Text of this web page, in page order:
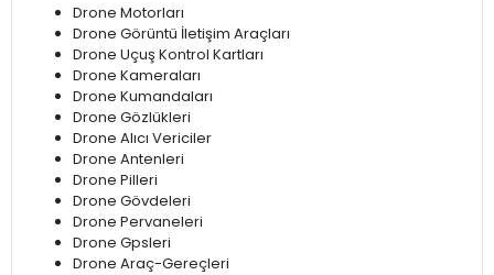
Drone Motorları
Drone Görüntü İletişim Araçları
Drone Uçuş Kontrol Kartları
Drone Kameraları
Drone Kumandaları
Drone Gözlükleri
Drone Alıcı Vericiler
Drone Antenleri
Drone Pilleri
Drone Gövdeleri
Drone Pervaneleri
Drone Gpsleri
Drone Araç-Gereçleri